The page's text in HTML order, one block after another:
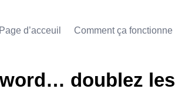
Page d’acceuil Comment ça fonctionne
doublez les